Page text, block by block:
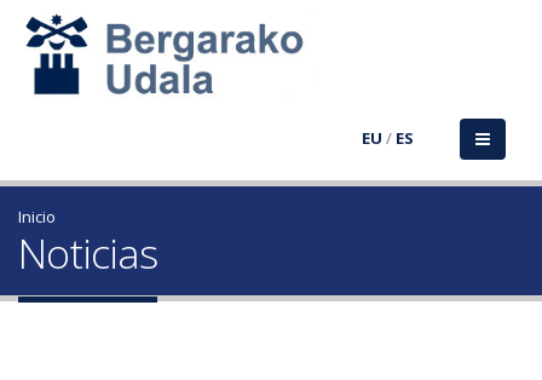
EU / ES
Inicio
Noticias